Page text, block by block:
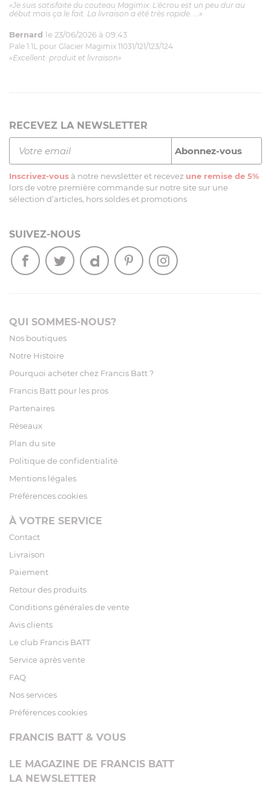
«Je suis satisfaite du couteau Magimix. L'écrou est un peu dur au
début mais ça le fait. La livraison a été très rapide. ...»
Bernard le 23/06/2026 à 09:43
Pale 1.1L pour Glacier Magimix 11031/121/123/124
«Excellent: produit et livraison»
RECEVEZ LA NEWSLETTER
Inscrivez-vous à notre newsletter et recevez une remise de 5%
lors de votre première commande sur notre site sur une
sélection d’articles, hors soldes et promotions
SUIVEZ-NOUS
QUI SOMMES-NOUS?
Nos boutiques
Notre Histoire
Pourquoi acheter chez Francis Batt ?
Francis Batt pour les pros
Partenaires
Réseaux
Plan du site
Politique de confidentialité
Mentions légales
Préférences cookies
À VOTRE SERVICE
Contact
Livraison
Paiement
Retour des produits
Conditions générales de vente
Avis clients
Le club Francis BATT
Service après vente
FAQ
Nos services
Préférences cookies
FRANCIS BATT & VOUS
LE MAGAZINE DE FRANCIS BATT
LA NEWSLETTER